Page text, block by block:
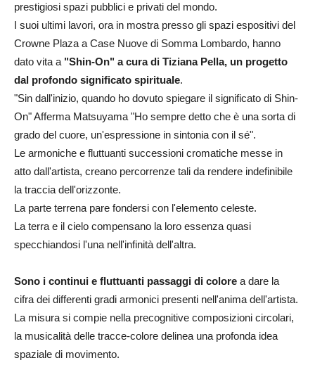
prestigiosi spazi pubblici e privati del mondo.
I suoi ultimi lavori, ora in mostra presso gli spazi espositivi del
Crowne Plaza a Case Nuove di Somma Lombardo, hanno
dato vita a "Shin-On" a cura di Tiziana Pella, un progetto
dal profondo significato spirituale.
"Sin dall'inizio, quando ho dovuto spiegare il significato di Shin-
On" Afferma Matsuyama "Ho sempre detto che è una sorta di
grado del cuore, un'espressione in sintonia con il sé".
Le armoniche e fluttuanti successioni cromatiche messe in
atto dall'artista, creano percorrenze tali da rendere indefinibile
la traccia dell'orizzonte.
La parte terrena pare fondersi con l'elemento celeste.
La terra e il cielo compensano la loro essenza quasi
specchiandosi l'una nell'infinità dell'altra.
Sono i continui e fluttuanti passaggi di colore a dare la
cifra dei differenti gradi armonici presenti nell'anima dell'artista.
La misura si compie nella precognitive composizioni circolari,
la musicalità delle tracce-colore delinea una profonda idea
spaziale di movimento.